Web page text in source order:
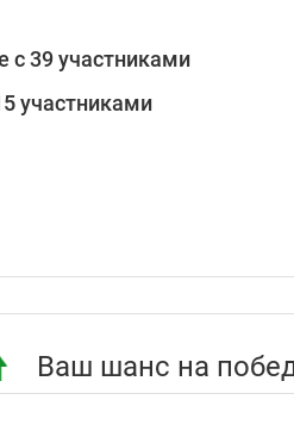
с 39 участниками
участниками
Ваш шанс на